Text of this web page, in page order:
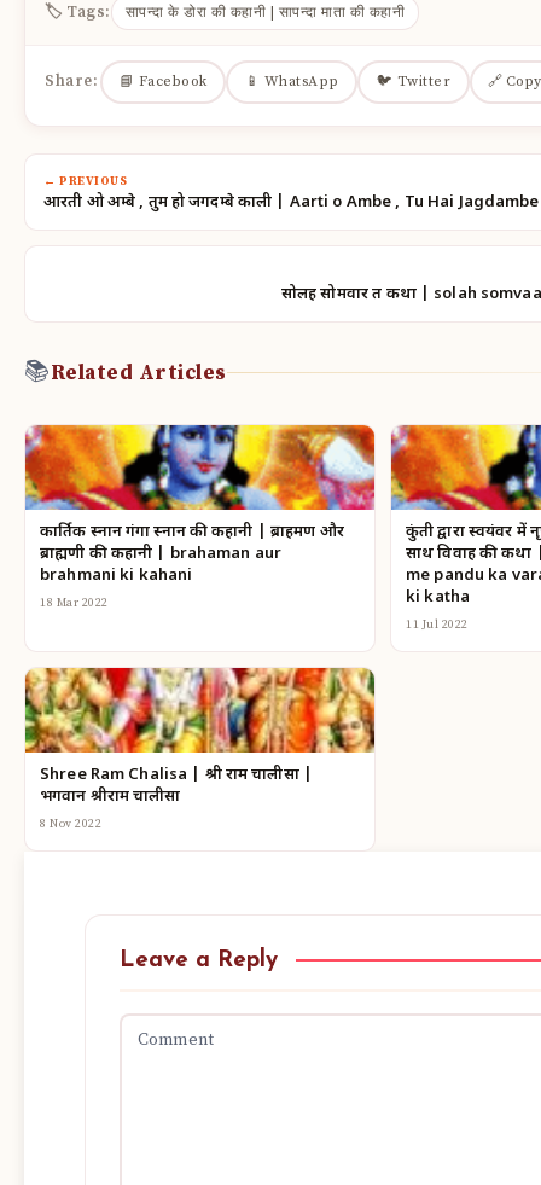
🏷 Tags: सापन्दा के डोरा की कहानी | सापन्दा माता की कहानी
Share: 📘 Facebook 📱 WhatsApp 🐦 Twitter 🔗
← PREVIOUS
आरती ओ अम्बे , तुम हो जगदम्बे काली | Aarti o Ambe , Tu Hai
सोलह सोमवार व्रत कथा | solah
📚Related Articles
कार्तिक स्नान गंगा स्नान की कहानी | ब्राहमण और
ब्राह्मणी की कहानी | brahaman aur
brahmani ki kahani
18 Mar 2022
कुंती द्वारा स्वयंवर
साथ विवाह की
me pandu ka
ki katha
11 Jul 2022
Shree Ram Chalisa | श्री राम चालीसा |
भगवान श्रीराम चालीसा
8 Nov 2022
Leave a Reply